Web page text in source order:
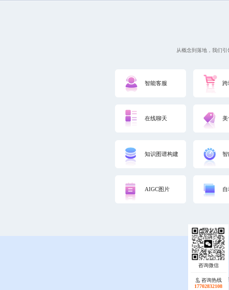
从概念到落地，我们
智能客服 跨
在线聊天 美
知识图谱构建 智
AIGC图片
协同科技具备开
咨询热线
17702832108